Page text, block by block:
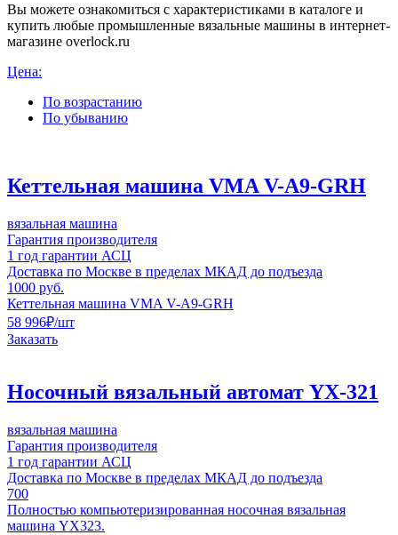
Вы можете ознакомиться с характеристиками в каталоге и
купить любые промышленные вязальные машины в интернет-
магазине overlock.ru
Цена:
По возрастанию
По убыванию
Кеттельная машина VMA V-A9-GRH
вязальная машина
Гарантия производителя
1 год гарантии АСЦ
Доставка по Москве в пределах МКАД до подъезда
1000 руб.
Кеттельная машина VMA V-A9-GRH
58 996₽/шт
Заказать
Носочный вязальный автомат YX-321
вязальная машина
Гарантия производителя
1 год гарантии АСЦ
Доставка по Москве в пределах МКАД до подъезда
700
Полностью компьютеризированная носочная вязальная
машина YX323.